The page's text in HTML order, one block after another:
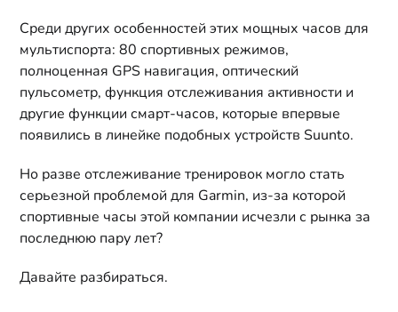
Среди других особенностей этих мощных часов для
мультиспорта: 80 спортивных режимов,
полноценная GPS навигация, оптический
пульсометр, функция отслеживания активности и
другие функции смарт-часов, которые впервые
появились в линейке подобных устройств Suunto.
Но разве отслеживание тренировок могло стать
серьезной проблемой для Garmin, из-за которой
спортивные часы этой компании исчезли с рынка за
последнюю пару лет?
Давайте разбираться.